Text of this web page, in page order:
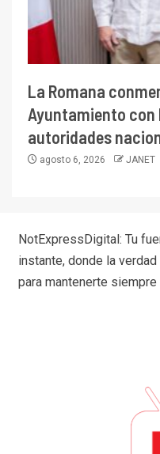
La Romana
Ayuntamiento con
autoridades
agosto 6, 2026 JANET
NotExpressDigital: Tu
instante, donde la
para mantenerte siempre